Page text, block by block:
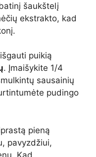
šaukštelį
ekstrakto, kad
puikią
. Įmaišykite 1/4
sausainių
pudingo
pieną
pavyzdžiui,
Kad